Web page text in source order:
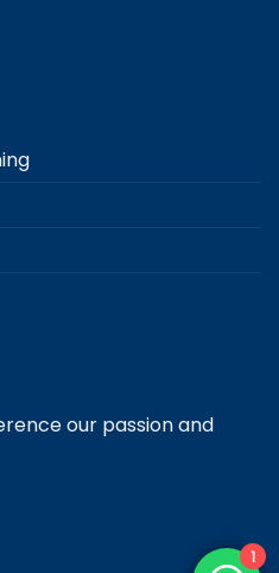
our passion and
1